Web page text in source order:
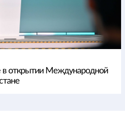
в открытии Международной